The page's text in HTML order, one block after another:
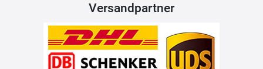
Versandpartner